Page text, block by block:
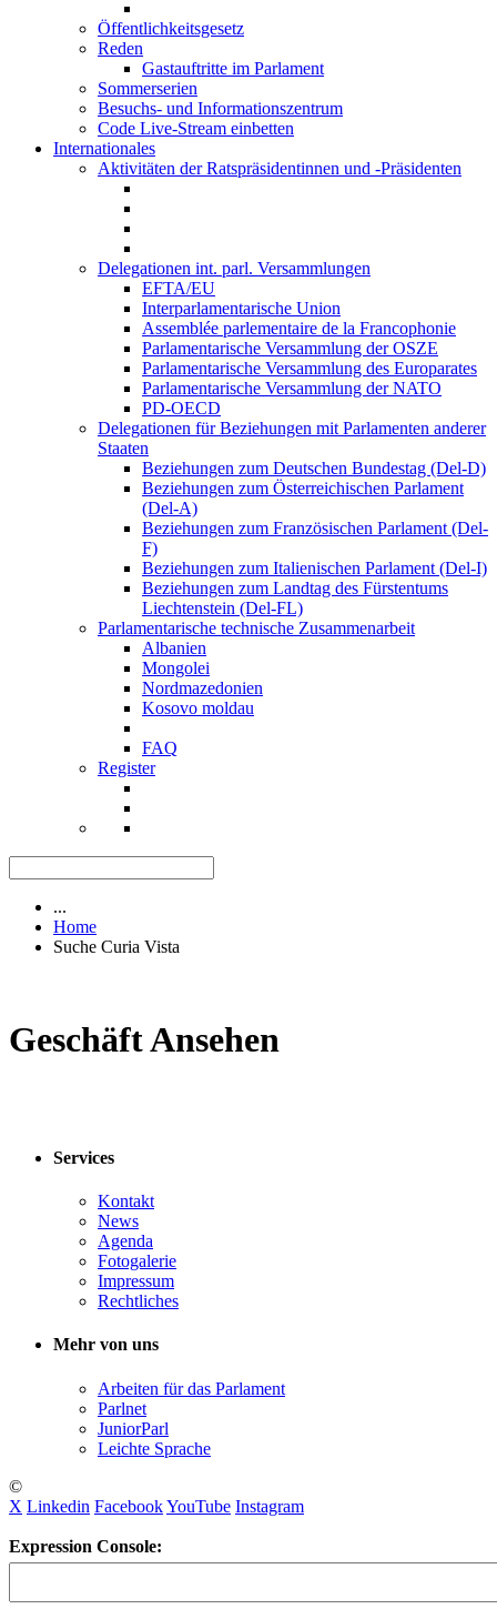
Öffentlichkeitsgesetz
Reden
Gastauftritte im Parlament
Sommerserien
Besuchs- und Informationszentrum
Code Live-Stream einbetten
Internationales
Aktivitäten der Ratspräsidentinnen und -Präsidenten
Delegationen int. parl. Versammlungen
EFTA/EU
Interparlamentarische Union
Assemblée parlementaire de la Francophonie
Parlamentarische Versammlung der OSZE
Parlamentarische Versammlung des Europarates
Parlamentarische Versammlung der NATO
PD-OECD
Delegationen für Beziehungen mit Parlamenten anderer
Staaten
Beziehungen zum Deutschen Bundestag (Del-D)
Beziehungen zum Österreichischen Parlament
(Del-A)
Beziehungen zum Französischen Parlament (Del-
F)
Beziehungen zum Italienischen Parlament (Del-I)
Beziehungen zum Landtag des Fürstentums
Liechtenstein (Del-FL)
Parlamentarische technische Zusammenarbeit
Albanien
Mongolei
Nordmazedonien
Kosovo moldau
FAQ
Register
...
Home
Suche Curia Vista
Geschäft Ansehen
Services
Kontakt
News
Agenda
Fotogalerie
Impressum
Rechtliches
Mehr von uns
Arbeiten für das Parlament
Parlnet
JuniorParl
Leichte Sprache
©
X Linkedin FacebookYouTube Instagram
Expression Console: